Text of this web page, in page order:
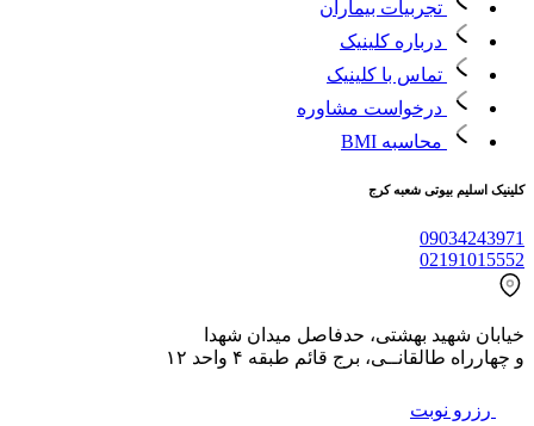
تجربیات بیماران
درباره کلینیک
تماس با کلینیک
درخواست مشاوره
محاسبه BMI
کلینیک اسلیم بیوتی شعبه کرج
09034243971
02191015552
خیابان شهید بهشتی، حدفاصل میدان شهدا
و چهارراه طالقانــی، برج قائم طبقه ۴ واحد ۱۲
رزرو نوبت